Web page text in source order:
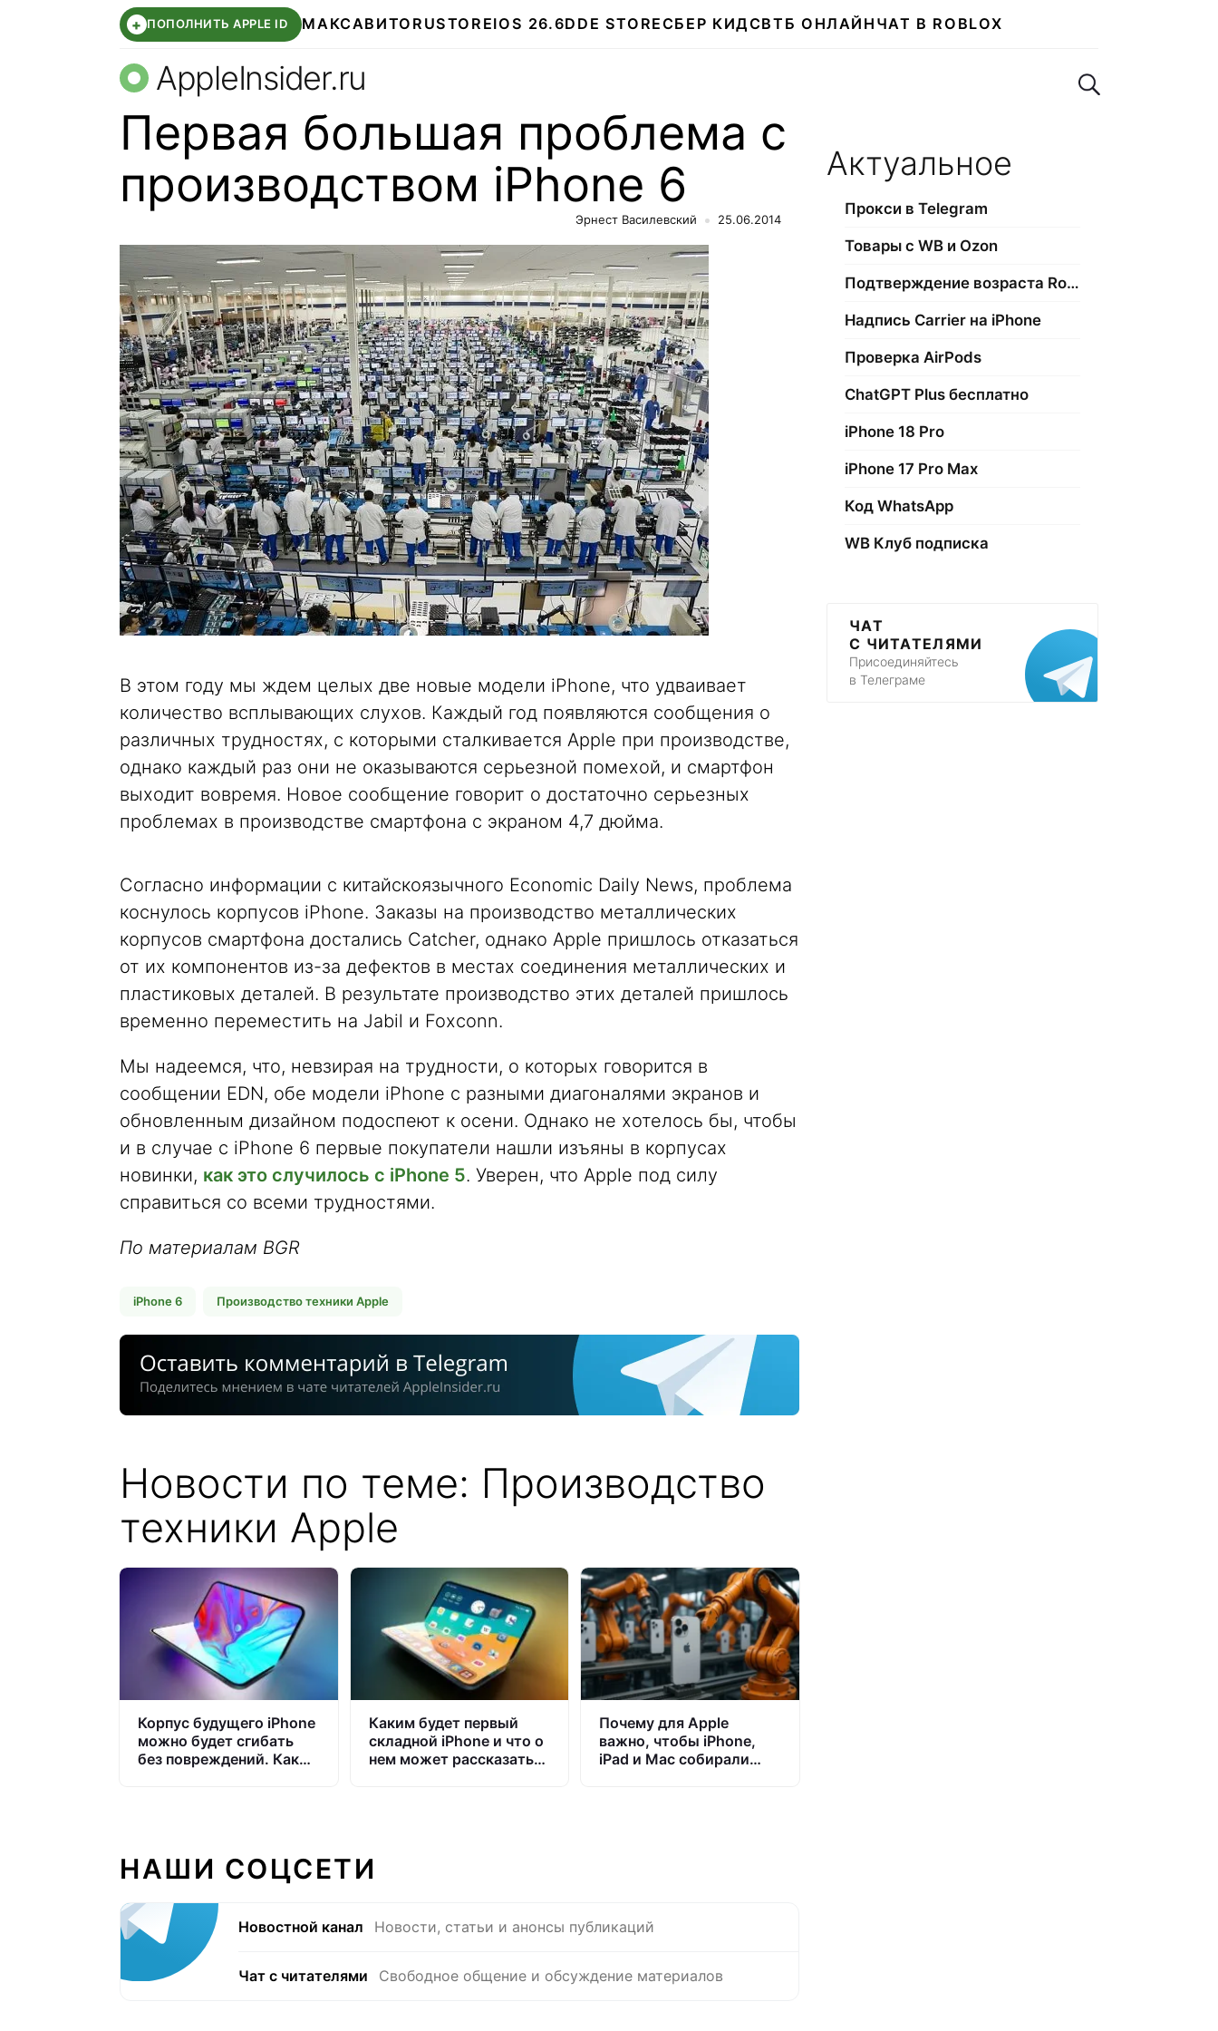
+ ПОПОЛНИТЬ APPLE ID МАКСАВИТО RUSTOREIOS 26.6DDE STORE СБЕР КИДСВТБ ОНЛАЙН ЧАТ В ROBLOX
AppleInsider.ru Поиск по сайту
Первая большая проблема с
производством iPhone 6
Эрнест Василевский 25.06.2014
В этом году мы ждем целых две новые модели iPhone, что удваивает
количество всплывающих слухов. Каждый год появляются сообщения о
различных трудностях, с которыми сталкивается Apple при производстве,
однако каждый раз они не оказываются серьезной помехой, и смартфон
выходит вовремя. Новое сообщение говорит о достаточно серьезных
проблемах в производстве смартфона с экраном 4,7 дюйма.
Согласно информации с китайскоязычного Economic Daily News, проблема
коснулось корпусов iPhone. Заказы на производство металлических
корпусов смартфона достались Catcher, однако Apple пришлось отказаться
от их компонентов из-за дефектов в местах соединения металлических и
пластиковых деталей. В результате производство этих деталей пришлось
временно переместить на Jabil и Foxconn.
Мы надеемся, что, невзирая на трудности, о которых говорится в
сообщении EDN, обе модели iPhone с разными диагоналями экранов и
обновленным дизайном подоспеют к осени. Однако не хотелось бы, чтобы
и в случае с iPhone 6 первые покупатели нашли изъяны в корпусах
новинки, как это случилось с iPhone 5. Уверен, что Apple под силу
справиться со всеми трудностями.
По материалам BGR
iPhone 6 Производство техники Apple
Новости по теме: Производство
техники Apple
Корпус будущего iPhone
можно будет сгибать
без повреждений. Как
Каким будет первый
складной iPhone и что о
нем может рассказать
Почему для Apple
важно, чтобы iPhone,
iPad и Mac собирали
НАШИ СОЦСЕТИ
Новостной канал Новости, статьи и анонсы публикаций
Чат с читателями Свободное общение и обсуждение материалов
Актуальное
Прокси в Telegram
Товары с WB и Ozon
Подтверждение возраста Roblox
Надпись Carrier на iPhone
Проверка AirPods
ChatGPT Plus бесплатно
iPhone 18 Pro
iPhone 17 Pro Max
Код WhatsApp
WB Клуб подписка
ЧАТ
С ЧИТАТЕЛЯМИ
Присоединяйтесь
в Телеграме